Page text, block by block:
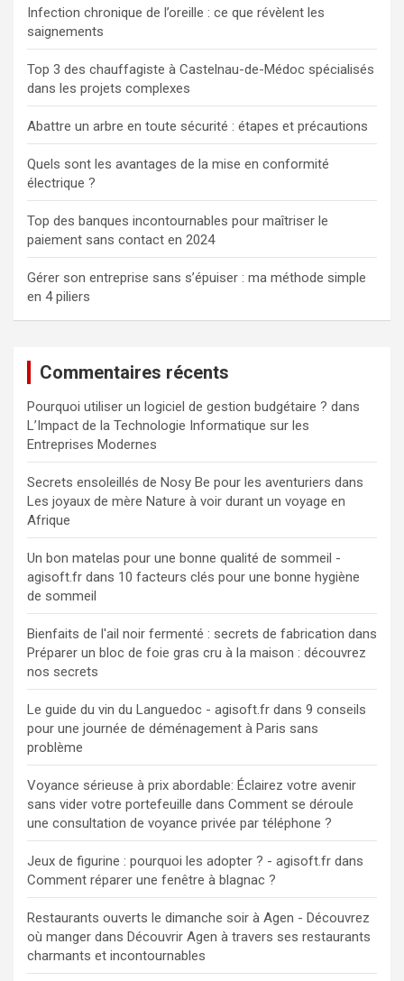
Infection chronique de l’oreille : ce que révèlent les
saignements
Top 3 des chauffagiste à Castelnau-de-Médoc spécialisés
dans les projets complexes
Abattre un arbre en toute sécurité : étapes et précautions
Quels sont les avantages de la mise en conformité
électrique ?
Top des banques incontournables pour maîtriser le
paiement sans contact en 2024
Gérer son entreprise sans s’épuiser : ma méthode simple
en 4 piliers
Commentaires récents
Pourquoi utiliser un logiciel de gestion budgétaire ? dans
L’Impact de la Technologie Informatique sur les
Entreprises Modernes
Secrets ensoleillés de Nosy Be pour les aventuriers dans
Les joyaux de mère Nature à voir durant un voyage en
Afrique
Un bon matelas pour une bonne qualité de sommeil -
agisoft.fr dans 10 facteurs clés pour une bonne hygiène
de sommeil
Bienfaits de l'ail noir fermenté : secrets de fabrication dans
Préparer un bloc de foie gras cru à la maison : découvrez
nos secrets
Le guide du vin du Languedoc - agisoft.fr dans 9 conseils
pour une journée de déménagement à Paris sans
problème
Voyance sérieuse à prix abordable: Éclairez votre avenir
sans vider votre portefeuille dans Comment se déroule
une consultation de voyance privée par téléphone ?
Jeux de figurine : pourquoi les adopter ? - agisoft.fr dans
Comment réparer une fenêtre à blagnac ?
Restaurants ouverts le dimanche soir à Agen - Découvrez
où manger dans Découvrir Agen à travers ses restaurants
charmants et incontournables